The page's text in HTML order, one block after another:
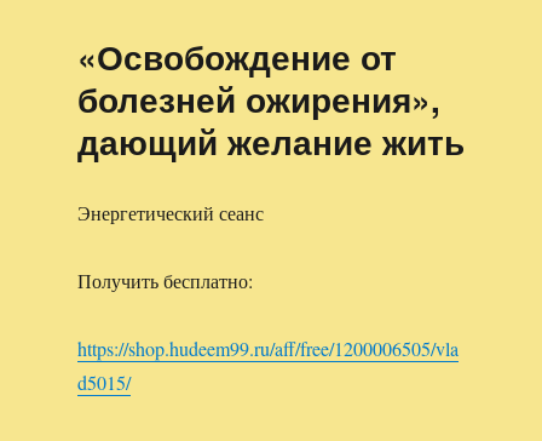
«Освобождение от
болезней ожирения»,
дающий желание жить
Энергетический сеанс
Получить бесплатно:
https://shop.hudeem99.ru/aff/free/1200006505/vla
d5015/